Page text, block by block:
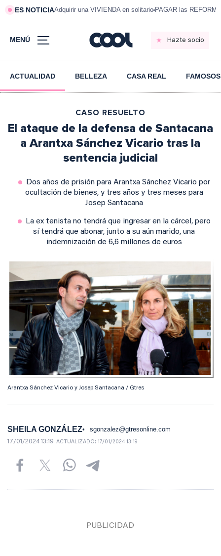
ES NOTICIAAdquirir una VIVIENDA en solitario PAGAR las
MENÚ Hazte socio
ACTUALIDAD BELLEZA CASA REAL FAMOSOS
CASO RESUELTO
El ataque de la defensa de Santacana
a Arantxa Sánchez Vicario tras la
sentencia judicial
Dos años de prisión para Arantxa Sánchez Vicario por
ocultación de bienes, y tres años y tres meses para
Josep Santacana
La ex tenista no tendrá que ingresar en la cárcel, pero
sí tendrá que abonar, junto a su aún marido, una
indemnización de 6,6 millones de euros
Arantxa Sánchez Vicario y Josep Santacana / Gtres
SHEILA GONZÁLEZ sgonzalez@gtresonline.com
17/01/2024 13:19 ACTUALIZADO: 17/01/2024 13:19